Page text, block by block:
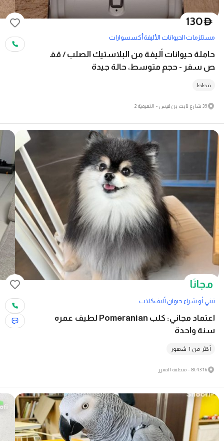
D
130
مستلزمات الحيوانات الأليفةأكسسوارات
حاملة حيوانات أليفة من البلاستيك الصلب / قف
ص سفر - حجم متوسط، حالة جيدة
قطط
39 شارع ثابت بن قيس - النعيمية 2
مجانًا
تبني أو شراء حيوان أليفكلاب
اعتماد مجاني: كلب Pomeranian لطيف عمره
سنة واحدة
أكثر من ٦ شهور
16 43 St - منطقة الممزر